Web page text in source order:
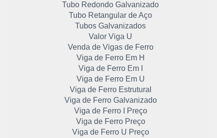
Tubo Redondo Galvanizado
Tubo Retangular de Aço
Tubos Galvanizados
Valor Viga U
Venda de Vigas de Ferro
Viga de Ferro Em H
Viga de Ferro Em I
Viga de Ferro Em U
Viga de Ferro Estrutural
Viga de Ferro Galvanizado
Viga de Ferro I Preço
Viga de Ferro Preço
Viga de Ferro U Preço